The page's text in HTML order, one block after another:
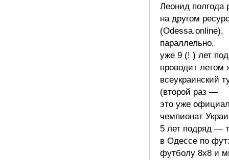
Леонид полгода
на другом
(Odessa.online),
параллельно,
уже 9 (! ) лет
проводит летом
всеукраинский
(второй раз —
это уже
чемпионат
5 лет подряд —
в Одессе по
футболу 8х8 и